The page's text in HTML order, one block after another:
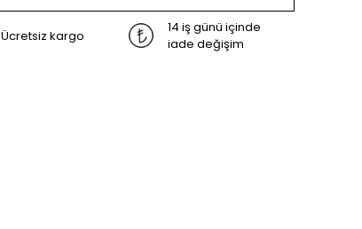
Ücretsiz kargo
14 iş günü içinde
iade değişim